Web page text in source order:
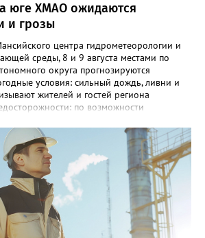
юге ХМАО ожидаются
и грозы
центра гидрометеорологии и
среды, 8 и 9 августа местами по
округа прогнозируются
условия: сильный дождь, ливни и
жителей и гостей региона
по возможности
конструкциями, а также
на дорогах из-за ухудшения видимости и
При возникновении чрезвычайных
звоните по единому номеру экстренных